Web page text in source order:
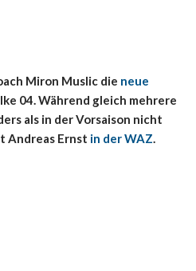
Miron Muslic die neue
04. Während gleich mehrere
als in der Vorsaison nicht
Andreas Ernst in der WAZ.